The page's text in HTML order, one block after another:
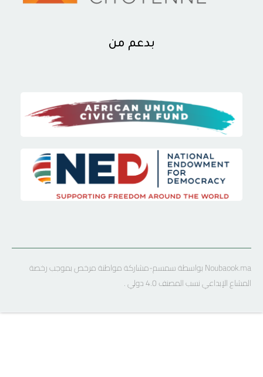
بدعم من
Noubaook.ma بواسطة سمسم-مشاركة مواطنة مرخص بموجب رخصة
المشاع الإبداعي نسب المصنف 4.0 دولي .